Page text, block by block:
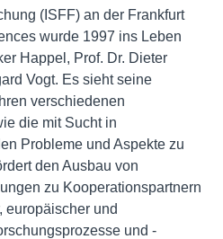
(ISFF) an der Frankfurt
wurde 1997 ins Leben
Happel, Prof. Dr. Dieter
Vogt. Es sieht seine
verschiedenen
die mit Sucht in
Probleme und Aspekte zu
den Ausbau von
zu Kooperationspartnern
europäischer und
und -